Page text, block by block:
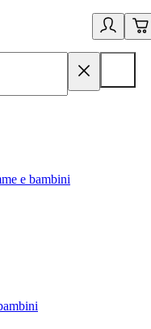
e bambini